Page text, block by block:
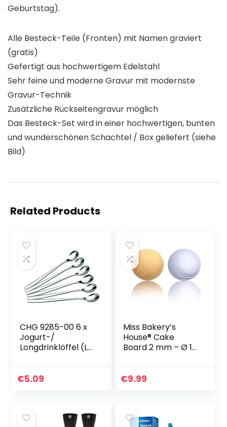
Geburtstag).
Alle Besteck-Teile (Fronten) mit Namen graviert
(gratis)
Gefertigt aus hochwertigem Edelstahl
Sehr feine und moderne Gravur mit modernste
Gravur-Technik
Zusätzliche Rückseitengravur möglich
Das Besteck-Set wird in einer hochwertigen, bunten
und wunderschönen Schachtel / Box geliefert (siehe
Bild)
Related Products
CHG 9285-00 6 x
Jogurt-/
Longdrinklöffel (L=
€5.09
Miss Bakery’s
House® Cake
Board 2 mm – Ø 15
beidseitig
€9.99